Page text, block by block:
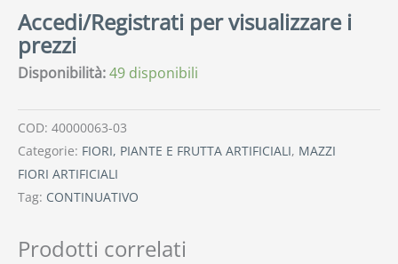
Accedi/Registrati per visualizzare i
prezzi
Disponibilità:49 disponibili
COD: 40000063-03
Categorie: FIORI, PIANTE E FRUTTA ARTIFICIALI, MAZZI
FIORI ARTIFICIALI
Tag: CONTINUATIVO
Prodotti correlati